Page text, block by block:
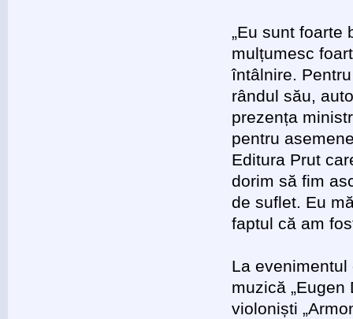
„Eu sunt foarte
mulțumesc
întâlnire.
rândul său,
prezența
pentru
Editura Prut
dorim să fim
de suflet. Eu
faptul că am
La
muzică
violoniști